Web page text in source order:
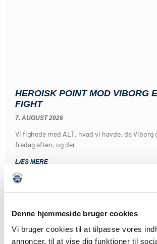
Denne hjemmeside bruger cookies
Vi bruger cookies til at tilpasse vores
annoncer, til at vise dig funktioner til
HEROISK POINT MOD VIBORG
FIGHT
7. AUGUST 2026
Vi fighede med ALT, hvad vi havde, da Viborg
fredag aften, og der
LÆS MERE